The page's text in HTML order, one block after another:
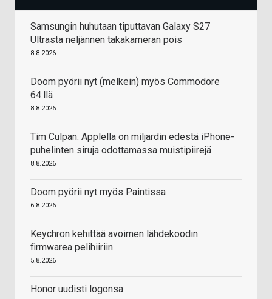
Samsungin huhutaan tiputtavan Galaxy S27
Ultrasta neljännen takakameran pois
8.8.2026
Doom pyörii nyt (melkein) myös Commodore
64:llä
8.8.2026
Tim Culpan: Applella on miljardin edestä iPhone-
puhelinten siruja odottamassa muistipiirejä
8.8.2026
Doom pyörii nyt myös Paintissa
6.8.2026
Keychron kehittää avoimen lähdekoodin
firmwarea pelihiiriin
5.8.2026
Honor uudisti logonsa